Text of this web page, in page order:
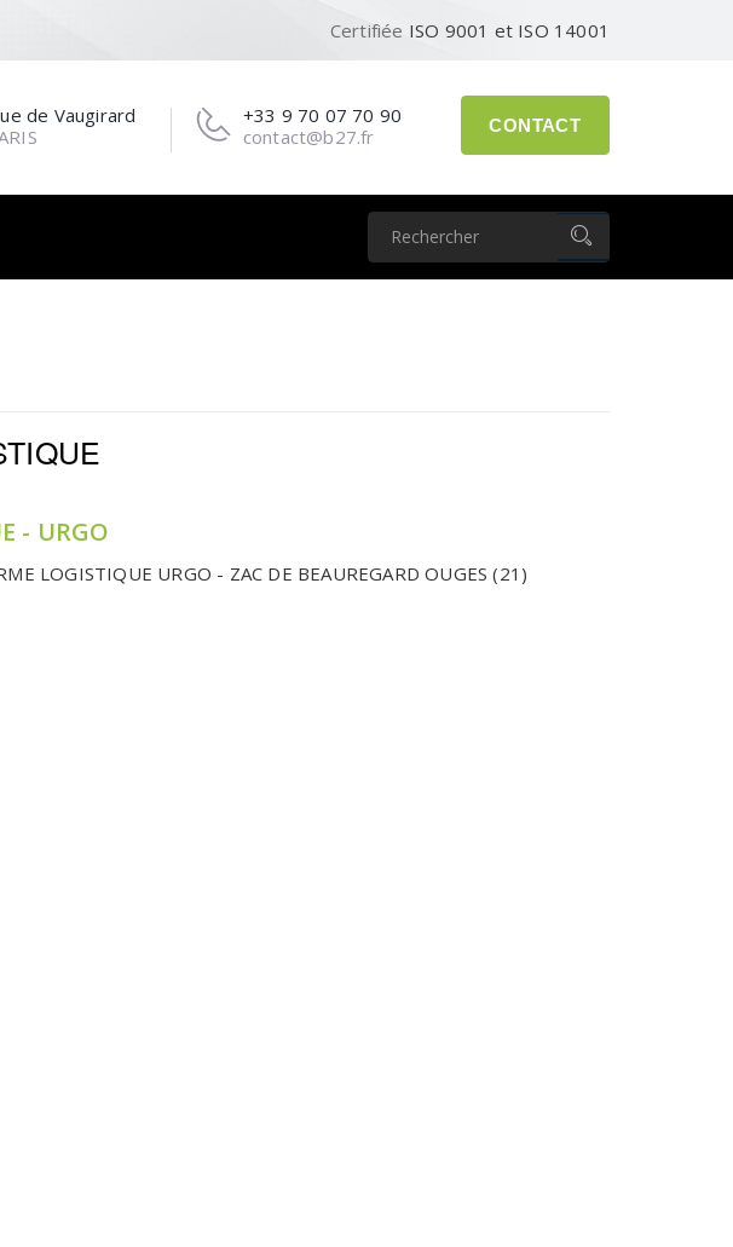
Certifiée ISO 9001 et ISO 14001
CONTACT
+33 9 70 07 70 90
contact@b27.fr
de Vaugirard
- URGO
LOGISTIQUE URGO - ZAC DE BEAUREGARD OUGES (21)